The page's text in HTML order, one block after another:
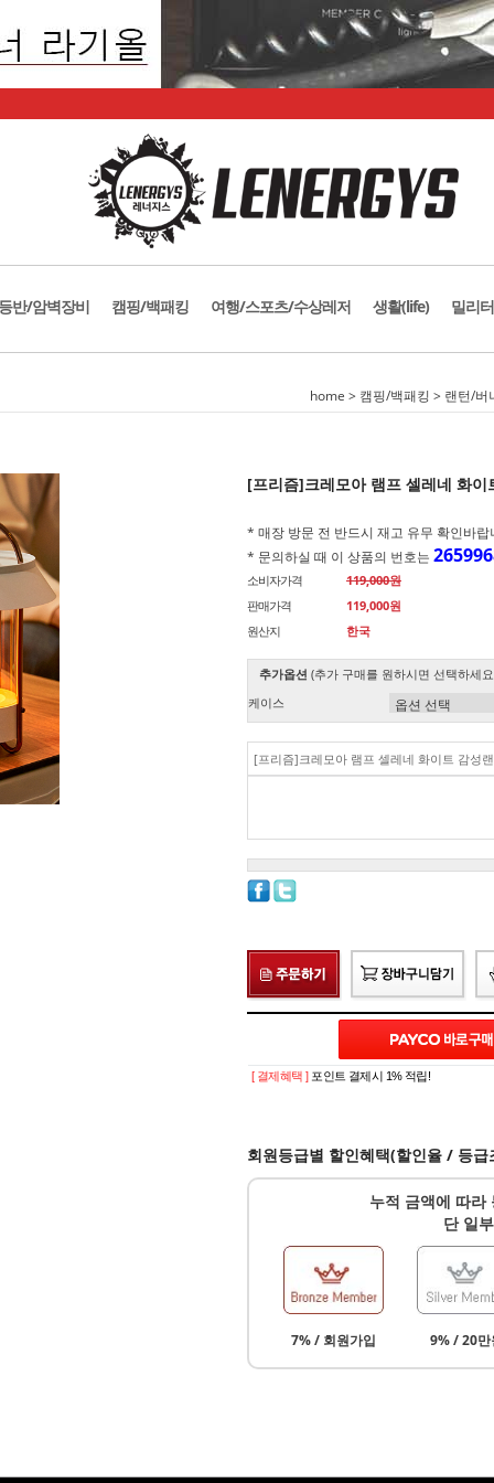
등반/암벽장비 캠핑/백패킹 여행/스포츠/수상레저 생활(life) 밀리
home > 캠핑/백패킹 > 랜턴/버
[프리즘]크레모아 램프 셀레네 화
* 매장 방문 전 반드시 재고 유무 확인바
* 문의하실 때 이 상품의 번호는
소비자가격
119,000원
판매가격
119,000원
원산지
한국
추가옵션 (추가 구매를 원하시면 선택하세
케이스
[프리즘]크레모아 램프 셀레네 화이트 감성
[ 결제혜택 ] 포인트 결제시 1% 적립!
회원등급별 할인혜택(할인율 / 등급
누적 금액에 따라
단 일
7% / 회원가입 9% / 20만